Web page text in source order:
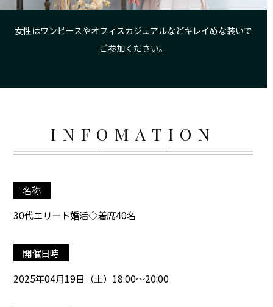
女性はワンピースやオフィスカジュアルなどキレイめな装いで
ご参加ください。
INFOMATION
名称
30代エリート婚活◇着席40名
開催日時
2025年04月19日（土）18:00～20:00